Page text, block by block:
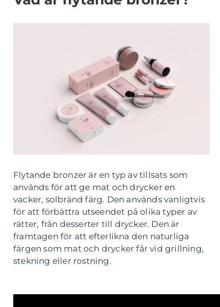
Flytande bronzer är en typ av tillsats som
används för att ge mat och drycker en
vacker, solbränd färg. Den används vanligtvis
för att förbättra utseendet på olika typer av
rätter, från desserter till drycker. Den är
framtagen för att efterlikna den naturliga
färgen som mat och drycker får vid grillning,
stekning eller rostning.